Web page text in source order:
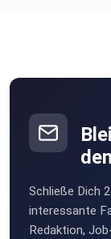
Schließe Dich
interessante
Redaktion,